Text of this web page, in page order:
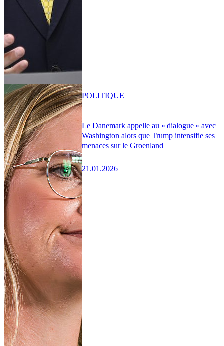
Le Danemark appelle au « dialogue » avec
Washington alors que Trump intensifie ses
menaces sur le Groenland
21.01.2026
POLITIQUE